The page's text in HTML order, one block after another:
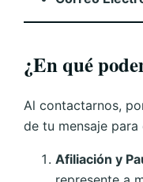
¿En qué
Al contactarnos,
de tu mensaje
Afiliación y